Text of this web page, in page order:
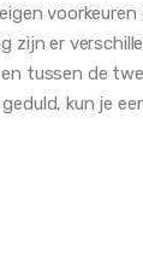
zijn er
tussen de
kun je